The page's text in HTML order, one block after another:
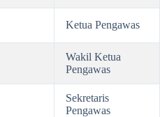
Ketua Pengawas
Wakil Ketua
Pengawas
Sekretaris
Pengawas